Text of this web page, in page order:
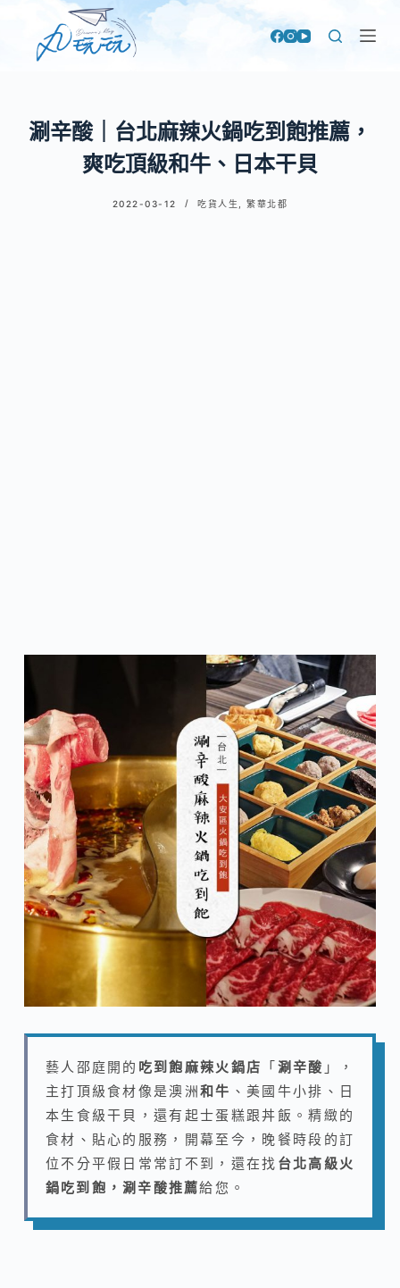
內
容涮辛酸｜台北麻辣火鍋吃到飽推薦，
爽吃頂級和牛、日本干貝
2022-03-12 吃貨人生 ,繁華北都
藝人邵庭開的 吃到飽麻辣火鍋店 「 涮辛酸 」，
主打頂級食材像是澳洲和牛 、美國牛小排 、日
本生食級干貝，還有起士蛋糕跟丼飯。精緻的
食材、貼心的服務，開幕至今，晚餐時段的訂
位不分平假日常常訂不到，還在找 台北高級火
鍋吃到飽，涮辛酸推薦給您。